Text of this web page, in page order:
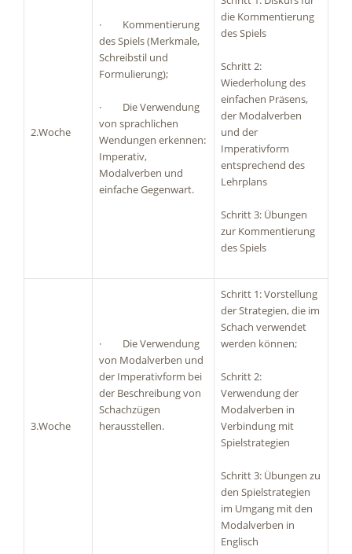
2.Woche
· Kommentierung
des Spiels (Merkmale,
Schreibstil und
Formulierung);
· Die Verwendung
von sprachlichen
Wendungen erkennen:
Imperativ,
Modalverben und
einfache Gegenwart.
die Kommentierung
des Spiels
Schritt 2:
Wiederholung des
einfachen Präsens,
der Modalverben
und der
Imperativform
entsprechend des
Lehrplans
Schritt 3: Übungen
zur Kommentierung
des Spiels
3.Woche
· Die Verwendung
von Modalverben und
der Imperativform bei
der Beschreibung von
Schachzügen
herausstellen.
Schritt 1: Vorstellung
der Strategien, die im
Schach verwendet
werden können;
Schritt 2:
Verwendung der
Modalverben in
Verbindung mit
Spielstrategien
Schritt 3: Übungen zu
den Spielstrategien
im Umgang mit den
Modalverben in
Englisch